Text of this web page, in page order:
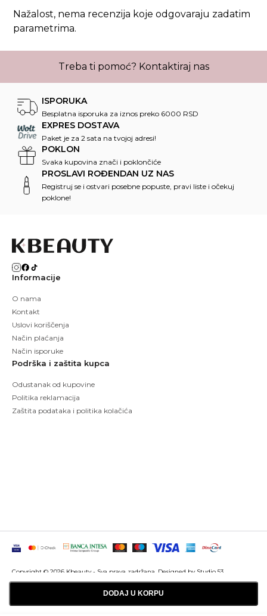
DODAJ U KORPU
Nažalost, nema recenzija koje odgovaraju zadatim
parametrima.
Treba ti pomoć? Kontaktiraj nas
ISPORUKA
Besplatna isporuka za iznos preko 6000 RSD
EXPRES DOSTAVA
Paket je za 2 sata na tvojoj adresi!
POKLON
Svaka kupovina znači i poklončiće
PROSLAVI ROĐENDAN UZ NAS
Registruj se i ostvari posebne popuste, pravi liste i očekuj
poklone!
Informacije
O nama
Kontakt
Uslovi koriščenja
Način plaćanja
Način isporuke
Podrška i zaštita kupca
Odustanak od kupovine
Politika reklamacija
Zaštita podataka i politika kolačića
Copyright © 2026 Kbeauty - Sva prava zadržana. Designed by Studio 53
Maintenanced by
Izrada sajtova SEO optimizacija